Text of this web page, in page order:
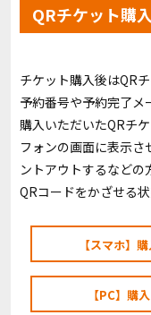
QRチケット購
チケット購入後はQR
予約番号や予約完了メ
購入いただいたQRチ
フォンの画面に表示
ントアウトするなど
QRコードをかざせる
【スマホ】
【PC】購